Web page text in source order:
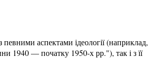
аспектами ідеології (наприклад,
1940 — початку 1950-х рр."), так і з її